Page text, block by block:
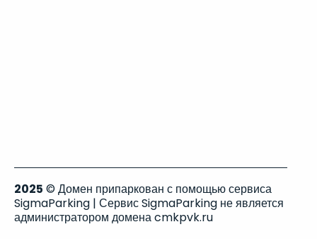
2025 © Домен припаркован с помощью сервиса
SigmaParking | Сервис SigmaParking не является
администратором домена cmkpvk.ru